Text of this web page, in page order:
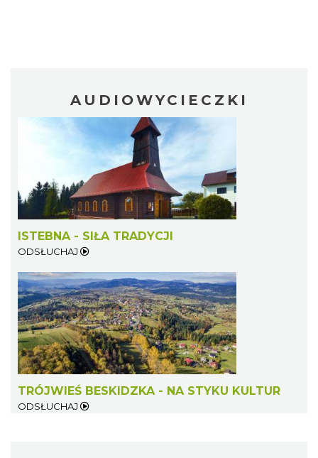
AUDIOWYCIECZKI
ISTEBNA - SIŁA TRADYCJI
ODSŁUCHAJ
TRÓJWIEŚ BESKIDZKA - NA STYKU KULTUR
ODSŁUCHAJ